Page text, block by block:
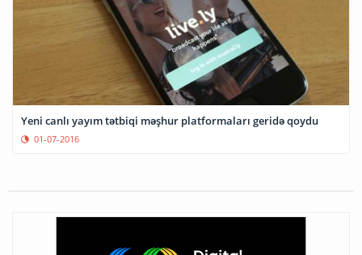
Yeni canlı yayım tətbiqi məşhur platformaları geridə qoydu
01-07-2016